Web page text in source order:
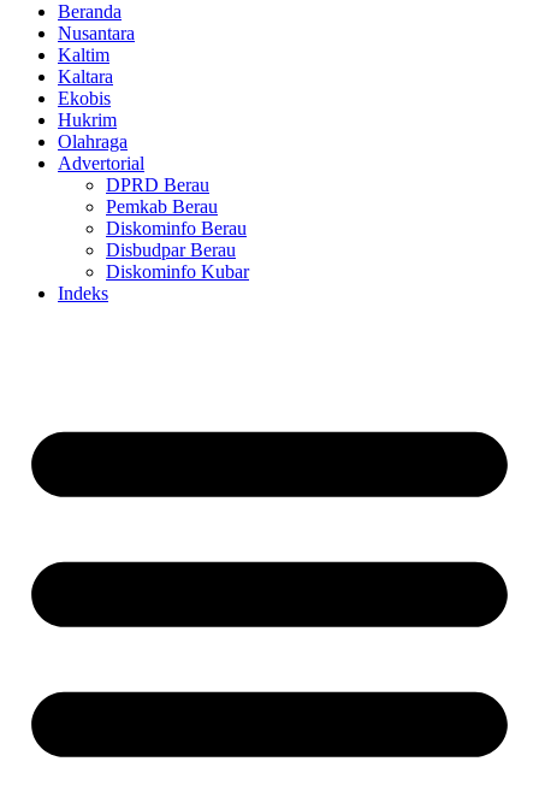
Beranda
Nusantara
Kaltim
Kaltara
Ekobis
Hukrim
Olahraga
Advertorial
DPRD Berau
Pemkab Berau
Diskominfo Berau
Disbudpar Berau
Diskominfo Kubar
Indeks